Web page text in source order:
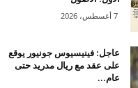
7 أغسطس، 2026
عاجل: فينيسيوس جونيور يوقع
على عقد مع ريال مدريد حتى
عام...